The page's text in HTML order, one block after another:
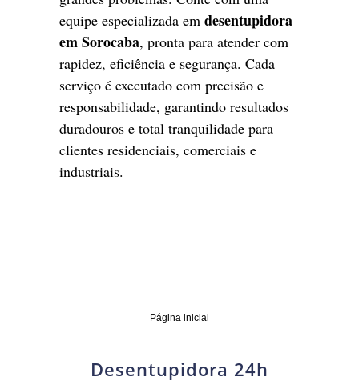
equipe especializada em desentupidora
em Sorocaba, pronta para atender com
rapidez, eficiência e segurança. Cada
serviço é executado com precisão e
responsabilidade, garantindo resultados
duradouros e total tranquilidade para
clientes residenciais, comerciais e
industriais.
Página inicial
Desentupidora 24h